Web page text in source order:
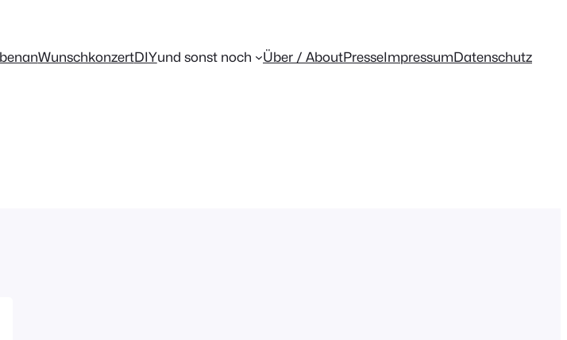
WunschkonzertDIYund sonst noch Über / AboutPresseImpressumDatenschutz